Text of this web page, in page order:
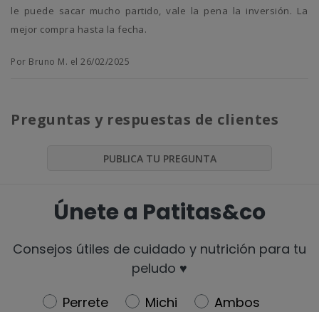
le puede sacar mucho partido, vale la pena la inversión. La
mejor compra hasta la fecha.
Por Bruno M. el 26/02/2025
Preguntas y respuestas de clientes
PUBLICA TU PREGUNTA
Únete a Patitas&co
Consejos útiles de cuidado y nutrición para tu
peludo ♥️
Newsletter
Perrete Michi
Ambos